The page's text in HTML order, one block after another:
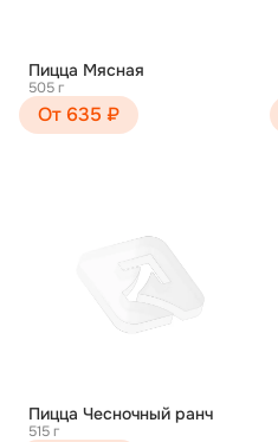
Пицца Мясная
505 г
От 635 ₽
Пицца Чесночный ранч
515 г